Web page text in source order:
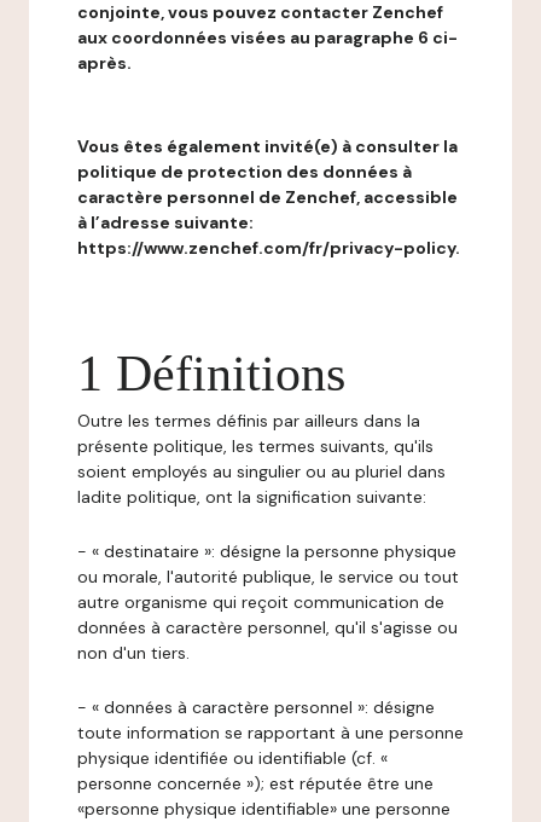
conjointe, vous pouvez contacter Zenchef
aux coordonnées visées au paragraphe 6 ci-
après.
Vous êtes également invité(e) à consulter la
politique de protection des données à
caractère personnel de Zenchef, accessible
à l’adresse suivante:
https://www.zenchef.com/fr/privacy-policy.
1 Définitions
Outre les termes définis par ailleurs dans la
présente politique, les termes suivants, qu'ils
soient employés au singulier ou au pluriel dans
ladite politique, ont la signification suivante:
- « destinataire »: désigne la personne physique
ou morale, l'autorité publique, le service ou tout
autre organisme qui reçoit communication de
données à caractère personnel, qu'il s'agisse ou
non d'un tiers.
- « données à caractère personnel »: désigne
toute information se rapportant à une personne
physique identifiée ou identifiable (cf. «
personne concernée »); est réputée être une
«personne physique identifiable» une personne